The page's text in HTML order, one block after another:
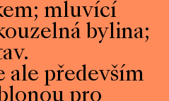
mluvící
bylina;
ale především
pro